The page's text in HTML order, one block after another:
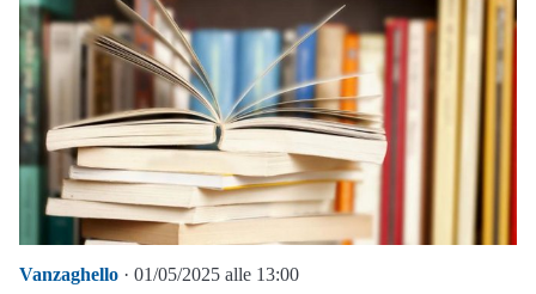
Vanzaghello · 01/05/2025 alle 13:00